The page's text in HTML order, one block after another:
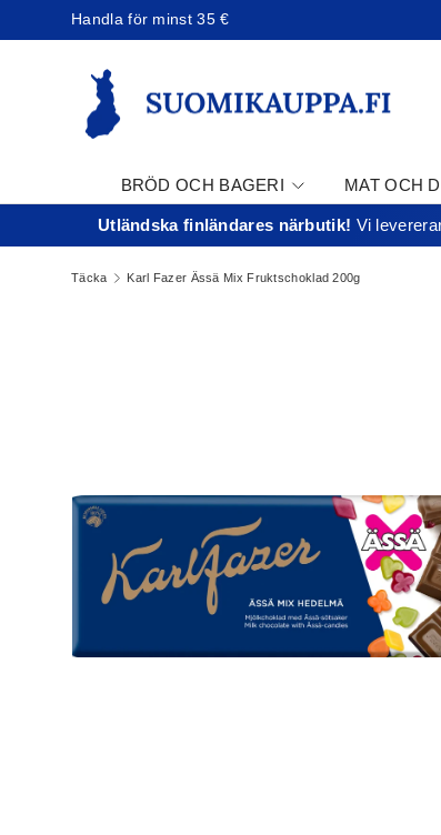
Jatka sisältöön
Handla för minst 35 €
BRÖD OCH BAGERI MAT OCH
Utländska finländares närbutik! Vi
Täcka Karl Fazer Ässä Mix Fruktschoklad 200g